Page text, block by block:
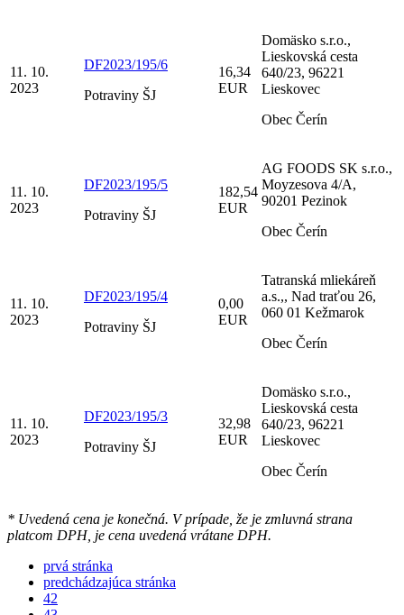
11. 10.
2023
DF2023/195/6
Potraviny ŠJ
16,34
EUR
Domäsko s.r.o.,
Lieskovská cesta
640/23, 96221
Lieskovec
Obec Čerín
11. 10.
2023
DF2023/195/5
Potraviny ŠJ
182,54
EUR
AG FOODS SK s.r.o.,
Moyzesova 4/A,
90201 Pezinok
Obec Čerín
11. 10.
2023
DF2023/195/4
Potraviny ŠJ
0,00
EUR
Tatranská mliekáreň
a.s.,, Nad traťou 26,
060 01 Kežmarok
Obec Čerín
11. 10.
2023
DF2023/195/3
Potraviny ŠJ
32,98
EUR
Domäsko s.r.o.,
Lieskovská cesta
640/23, 96221
Lieskovec
Obec Čerín
* Uvedená cena je konečná. V prípade, že je zmluvná strana
platcom DPH, je cena uvedená vrátane DPH.
prvá stránka
predchádzajúca stránka
42